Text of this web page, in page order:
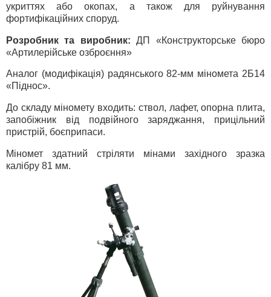
укриттях або окопах, а також для руйнування
фортифікаційних споруд.
Розробник та виробник: ДП «Конструкторське бюро
«Артилерійське озброєння»
Аналог (модифікація) радянського 82-мм міномета 2Б14
«Піднос».
До складу міномету входить: ствол, лафет, опорна плита,
запобіжник від подвійного заряджання, прицільний
пристрій, боєприпаси.
Міномет здатний стріляти мінами західного зразка
калібру 81 мм.